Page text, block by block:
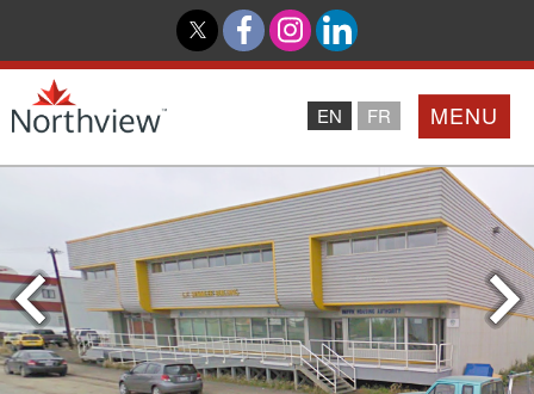
MENU
EN FR
Accueil
Partenaires
Northview PROMISE